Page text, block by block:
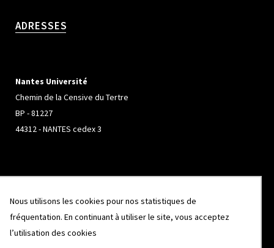
ADRESSES
Nantes Université
Chemin de la Censive du Tertre
BP - 81227
44312 - NANTES cedex 3
Campus de Beaulieu
263 Avenue Général Leclerc
CS 74205
Nous utilisons les cookies pour nos statistiques de
fréquentation. En continuant à utiliser le site, vous acceptez
l’utilisation des cookies